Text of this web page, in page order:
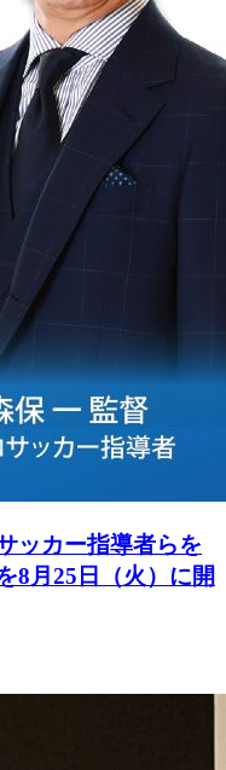
ッカー指導者らを
8月25日（火）に開